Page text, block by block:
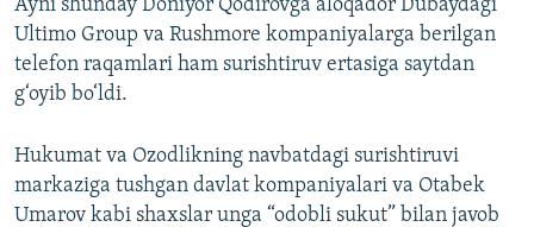
Ayni shunday Doniyor Qodirovga aloqador Dubaydagi
Ultimo Group va Rushmore kompaniyalarga berilgan
telefon raqamlari ham surishtiruv ertasiga saytdan
g‘oyib bo‘ldi.
Hukumat va Ozodlikning navbatdagi surishtiruvi
markaziga tushgan davlat kompaniyalari va Otabek
Umarov kabi shaxslar unga “odobli sukut” bilan javob